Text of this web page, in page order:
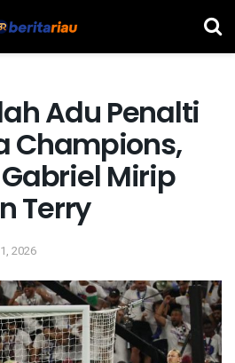
Adu Penalti
Champions,
Mirip
Terry
2026